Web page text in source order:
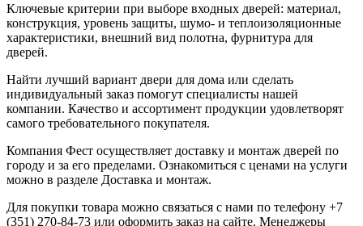
Ключевые критерии при выборе входных дверей: материал,
конструкция, уровень защиты, шумо- и теплоизоляционные
характеристики, внешний вид полотна, фурнитура для
дверей.
Найти лучший вариант двери для дома или сделать
индивидуальный заказ помогут специалисты нашей
компании. Качество и ассортимент продукции удовлетворят
самого требовательного покупателя.
Компания Фест осуществляет доставку и монтаж дверей по
городу и за его пределами. Ознакомиться с ценами на услуги
можно в разделе Доставка и монтаж.
Для покупки товара можно связаться с нами по телефону +7
(351) 270-84-73 или оформить заказ на сайте. Менеджеры